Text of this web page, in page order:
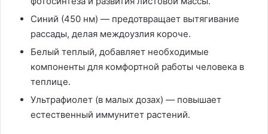
Синий (450 нм) — предотвращает вытягивание
рассады, делая междоузлия короче․
Белый теплый, добавляет необходимые
компоненты для комфортной работы человека в
теплице․
Ультрафиолет (в малых дозах) — повышает
естественный иммунитет растений․